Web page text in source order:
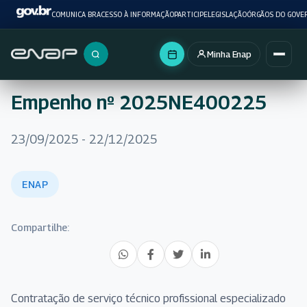
COMUNICA BRACESSO À INFORMAÇÃOPARTICIPELEGISLAÇÃOÓRGÃOS DO
Buscar no portal
Minha Enap
Empenho nº 2025NE400225
23/09/2025 - 22/12/2025
ENAP
Compartilhe:
Contratação de serviço técnico profissional especializado